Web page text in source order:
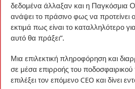
δεδομένα άλλαξαν και η Παγκόσμια
ανάψει το πράσινο φως να προτείνει
εκτιμά πως είναι το καταλληλότερο
αυτό θα πράξει”.
Μια επιλεκτική πληροφόρηση και
σε μέσα επιρροής του
επιλέξει τον επόμενο CEO και δίνει